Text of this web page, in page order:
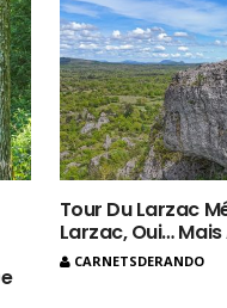
Tour Du Larzac
Larzac, Oui…
CARNETSDERANDO